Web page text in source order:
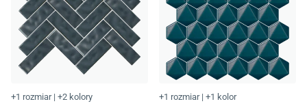
+1 rozmiar | +2 kolory +1 rozmiar | +1 kolor